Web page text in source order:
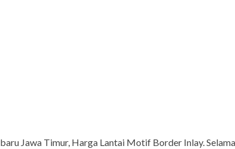
Jawa Timur, Harga Lantai Motif Border Inlay.